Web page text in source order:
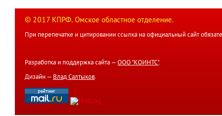
© 2017 КПРФ. Омское областное отделение.
При перепечатке и цитировании ссылка на официальный сайт
Разработка и поддержка сайта — ООО "КОИНТС".
Дизайн — Влад Салтыков.